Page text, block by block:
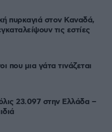
πυρκαγιά στον Καναδά,
τις εστίες
που μια γάτα τινάζεται
23.097 στην Ελλάδα –